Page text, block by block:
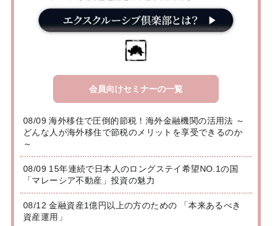
会員向けセミナーの一覧
08/09 海外移住で圧倒的節税！海外金融機関の活用法 ～
どんな人が海外移住で節税のメリットを享受できるのか
～
08/09 15年連続で日本人のロングステイ希望NO.1の国
「マレーシア不動産」投資の魅力
08/12 金融資産1億円以上の方のための 「本来あるべき
資産運用」